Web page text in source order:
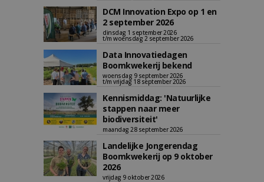
DCM Innovation Expo op 1 en
2 september 2026
dinsdag 1 september 2026
t/m woensdag 2 september 2026
Data Innovatiedagen
Boomkwekerij bekend
woensdag 9 september 2026
t/m vrijdag 18 september 2026
Kennismiddag: 'Natuurlijke
stappen naar meer
biodiversiteit'
maandag 28 september 2026
Landelijke Jongerendag
Boomkwekerij op 9 oktober
2026
vrijdag 9 oktober 2026